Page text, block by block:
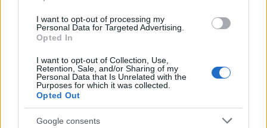
I want to opt-out of processing my
Personal Data for Targeted Advertising.
Opted In
I want to opt-out of Collection, Use,
Retention, Sale, and/or Sharing of my
Personal Data that Is Unrelated with the
Purposes for which it was collected.
Opted Out
Google consents
σύμβουλος της ΔΕΗ για την
είσοδο στην πολωνική
αγορά ενέργειας
Media: Με ενίσχυση 8 εκατ.
ευρώ σε 451 επιχειρήσεις
εισφορών ΕΔΟΕΑΠ